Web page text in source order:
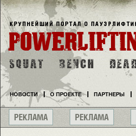
НОВОСТИ О ПРОЕКТЕ ПАРТНЕРЫ